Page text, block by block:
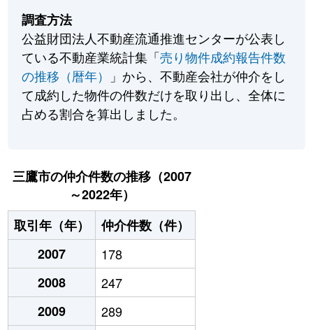
調査方法
公益財団法人不動産流通推進センターが公表し
ている不動産業統計集「売り物件成約報告件数
の推移（暦年）
」から、不動産会社が仲介をし
て成約した物件の件数だけを取り出し、全体に
占める割合を算出しました。
三鷹市の仲介件数の推移（2007
～2022年）
取引年（年）
仲介件数（件）
2007
178
2008
247
2009
289